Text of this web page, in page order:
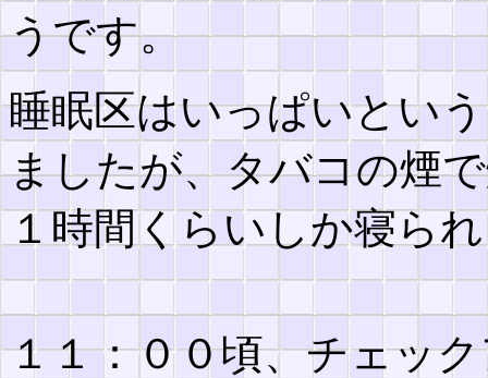
うです。
睡眠区はいっぱいとい
ましたが、タバコの煙
１時間くらいしか寝ら
１１：００頃、チェッ